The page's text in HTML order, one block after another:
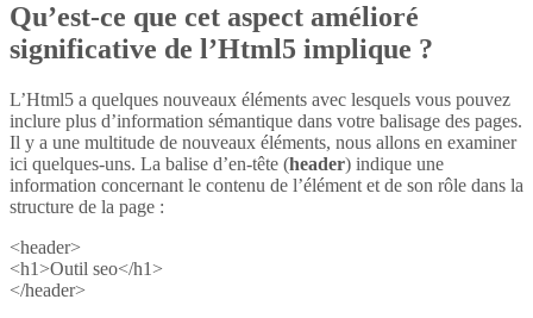
Qu’est-ce que cet aspect amélioré
significative de l’Html5 implique ?
L’Html5 a quelques nouveaux éléments avec lesquels vous pouvez
inclure plus d’information sémantique dans votre balisage des pages.
Il y a une multitude de nouveaux éléments, nous allons en examiner
ici quelques-uns. La balise d’en-tête (header) indique une
information concernant le contenu de l’élément et de son rôle dans la
structure de la page :
<header>
<h1>Outil seo</h1>
</header>